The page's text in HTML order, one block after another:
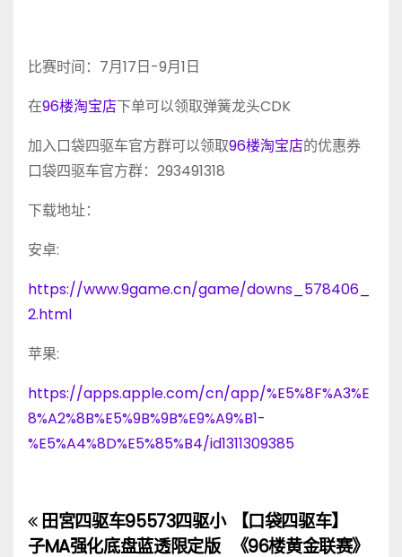
比赛时间：7月17日-9月1日
在96楼淘宝店下单可以领取弹簧龙头CDK
加入口袋四驱车官方群可以领取96楼淘宝店的优惠券
口袋四驱车官方群：293491318
下载地址：
安卓:
https://www.9game.cn/game/downs_578406_
2.html
苹果:
https://apps.apple.com/cn/app/%E5%8F%A3%E
8%A2%8B%E5%9B%9B%E9%A9%B1-
%E5%A4%8D%E5%85%B4/id1311309385
文
【口袋四驱车】
《96楼黄金联赛》
田宮四驱车95573四驱小
子MA强化底盘蓝透限定版